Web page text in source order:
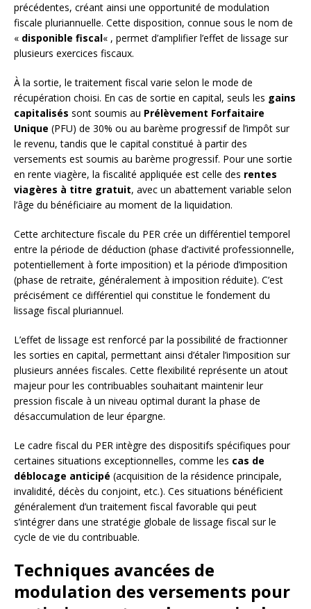
précédentes, créant ainsi une opportunité de modulation
fiscale pluriannuelle. Cette disposition, connue sous le nom de
« disponible fiscal« , permet d’amplifier l’effet de lissage sur
plusieurs exercices fiscaux.
À la sortie, le traitement fiscal varie selon le mode de
récupération choisi. En cas de sortie en capital, seuls les gains
capitalisés sont soumis au Prélèvement Forfaitaire
Unique (PFU) de 30% ou au barème progressif de l’impôt sur
le revenu, tandis que le capital constitué à partir des
versements est soumis au barème progressif. Pour une sortie
en rente viagère, la fiscalité appliquée est celle des rentes
viagères à titre gratuit, avec un abattement variable selon
l’âge du bénéficiaire au moment de la liquidation.
Cette architecture fiscale du PER crée un différentiel temporel
entre la période de déduction (phase d’activité professionnelle,
potentiellement à forte imposition) et la période d’imposition
(phase de retraite, généralement à imposition réduite). C’est
précisément ce différentiel qui constitue le fondement du
lissage fiscal pluriannuel.
L’effet de lissage est renforcé par la possibilité de fractionner
les sorties en capital, permettant ainsi d’étaler l’imposition sur
plusieurs années fiscales. Cette flexibilité représente un atout
majeur pour les contribuables souhaitant maintenir leur
pression fiscale à un niveau optimal durant la phase de
désaccumulation de leur épargne.
Le cadre fiscal du PER intègre des dispositifs spécifiques pour
certaines situations exceptionnelles, comme les cas de
déblocage anticipé (acquisition de la résidence principale,
invalidité, décès du conjoint, etc.). Ces situations bénéficient
généralement d’un traitement fiscal favorable qui peut
s’intégrer dans une stratégie globale de lissage fiscal sur le
cycle de vie du contribuable.
Techniques avancées de
modulation des versements pour